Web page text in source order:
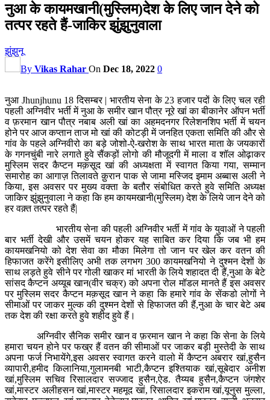
नुआ के कायमखानी(मुस्लिम)देश के लिए जान देने को
तत्पर रहते हैं-जाकिर झुंझुनुवाला
झुंझुनू
By Vikas Rahar On Dec 18, 2022 0
नुआ Jhunjhunu 18 दिसम्बर | भारतीय सेना के 23 हजार पदों के लिए चल रही
पहली अग्निवीर भर्ती में नुआ के समीर खान पौत्र नूरे खां का बीकानेर ऑपन भर्ती
व फ़रमान खान पौत्र नबाब अली खां का अहमदनगर रिलेशनशिप भर्ती में चयन
होने पर आज कप्तान ताज मो खां की कोटड़ी में जनहित एकता समिति की और से
गांव के पहले अग्निवीरो का बड़े जोशो-ऐ-खरोश के साथ भारत माता के जयकारों
के गगनचुंबी नारे लगाते हुवे सैंकड़ों लोगो की मौजूदगी में माला व शॉल ओढ़ाकर
मुस्लिम सदर कैप्टन मक़सूद खां की अध्यक्षता में स्वागत किया गया, सम्मान
समारोह का आगाज़ तिलावते क़ुरान पाक से जामा मस्जिद इमाम अब्बास अली ने
किया, इस अवसर पर मुख्य वक्ता के बतौर संबोधित करते हुवे समिति अध्यक्ष
जाकिर झुंझुनुवाला ने कहा कि हम कायमखानी(मुस्लिम) देश के लिये जान देने को
हर वक़्त तत्पर रहते हैं|
भारतीय सेना की पहली अग्निवीर भर्ती में गांव के युवाओं ने पहली
बार भर्ती देखी और उसमें चयन होकर यह साबित कर दिया कि जब भी हम
कायमखनियो को देश सेवा का मौका मिलेगा तो जान पर खेल कर वतन की
हिफाजत करेंगे इसीलिए अभी तक लगभग 300 कायमखनियो ने दुश्मन देशों के
साथ लड़ते हुवे सीने पर गोली खाकर मां भारती के लिये शहादत दी हैं,नुआ के बेटे
सांसद कैप्टन अय्यूब खान(वीर चक्र) को अपना रोल मॉडल मानते हैं इस अवसर
पर मुस्लिम सदर कैप्टन मक़सूद खान ने कहा कि हमारे गांव के सेंकडो लोगों ने
सीमाओं पर जाकर मुल्क की दुश्मन देशों से हिफाजत की हैं,नुआ के चार बेटे अब
तक देश की रक्षा करते हुवे शहीद हुवे हैं।
अग्निवीर सैनिक समीर खान व फ़रमान खान ने कहा कि सेना के लिये
हमारा चयन होने पर फख्र हैं वतन की सीमाओं पर जाकर बड़ी मुस्तेदी के साथ
अपना फर्ज निभायेंगे,इस अवसर स्वागत करने वालो में कैप्टन अबरार खां,हुसैन
व्यापारी,हमीद किलानिया,गुलामनबी भाटी,कैप्टन इश्तियाक खां,सूबेदार अनीश
खां,मुस्लिम सचिव रिसालदार सज्जाद हुसैन,ऐड. तैय्यब हुसैन,कैप्टन जंगशेर
खां,मास्टर अलीहसन खां,मास्टर महमूद खां, रिसालदार इकराम खां,यूनुस मुल्ला,